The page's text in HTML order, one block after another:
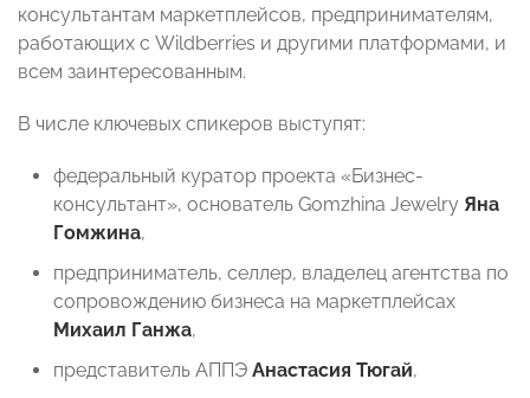
консультантам маркетплейсов, предпринимателям,
работающих с Wildberries и другими платформами, и
всем заинтересованным.
В числе ключевых спикеров выступят:
федеральный куратор проекта «Бизнес-
консультант», основатель Gomzhina Jewelry Яна
Гомжина,
предприниматель, селлер, владелец агентства по
сопровождению бизнеса на маркетплейсах
Михаил Ганжа,
представитель АППЭ Анастасия Тюгай,